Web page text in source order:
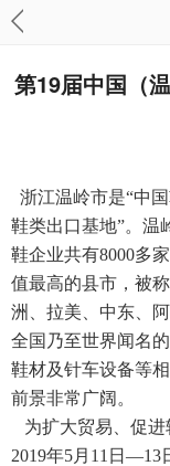
第19届中国（
浙江温岭市是“中
鞋类出口基地”。温
鞋企业共有8000多
值最高的县市，被
洲、拉美、中东、
全国乃至世界闻名
鞋材及针车设备等
前景非常广阔。
为扩大贸易、促进
2019年5月11日—13